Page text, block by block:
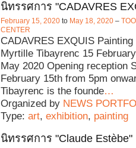
นิทรรศการ "CADAVRES
February 15, 2020 to May 18, 2020 –
CENTER
CADAVRES EXQUIS
Myrtille Tibayrenc 15
May 2020 Opening reception
February 15th from 5pm
Tibayrenc is the founde…
Organized by NEWS
Type: art, exhibition, painting
นิทรรศการ "Claude Estèbe"